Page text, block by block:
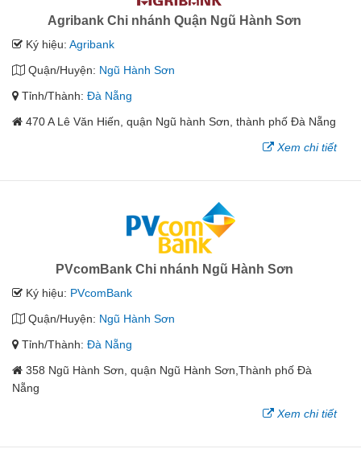
Agribank Chi nhánh Quận Ngũ Hành Sơn
Ký hiệu: Agribank
Quận/Huyện: Ngũ Hành Sơn
Tỉnh/Thành: Đà Nẵng
470 A Lê Văn Hiến, quận Ngũ hành Sơn, thành phố Đà Nẵng
Xem chi tiết
PVcomBank Chi nhánh Ngũ Hành Sơn
Ký hiệu: PVcomBank
Quận/Huyện: Ngũ Hành Sơn
Tỉnh/Thành: Đà Nẵng
358 Ngũ Hành Sơn, quận Ngũ Hành Sơn,Thành phố Đà
Nẵng
Xem chi tiết